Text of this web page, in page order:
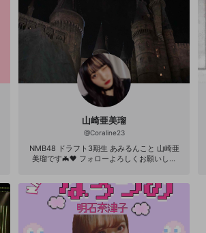
山崎亜美瑠
@Coraline23
NMB48 ドラフト3期生 あみるんこと 山崎亜
美瑠です🦇🖤 フォローよろしくお願いしま